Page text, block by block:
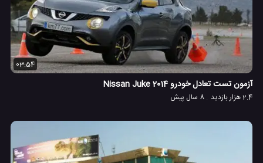
03:54
آزمون تست تعادل خودرو Nissan Juke 2014
2.4 هزار بازدید 8 سال پیش